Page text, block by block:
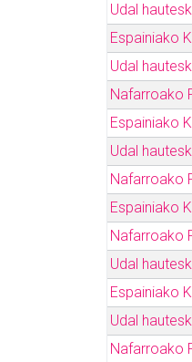
Udal
Espainiako
Udal
Nafarroako
Espainiako
Udal
Nafarroako
Espainiako
Nafarroako
Udal
Espainiako
Udal
Nafarroako